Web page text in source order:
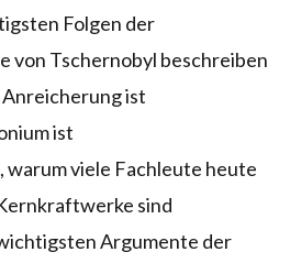
Folgen der
von Tschernobyl beschreiben
ist
ist
warum viele Fachleute heute
sind
Argumente der